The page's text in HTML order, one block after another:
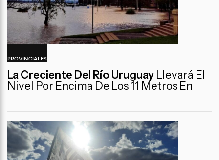
PROVINCIALES
La Creciente Del Río Uruguay Llevará El
Nivel Por Encima De Los 11 Metros En